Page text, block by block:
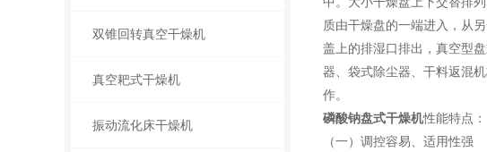
双锥回转真空干燥机
真空耙式干燥机
振动流化床干燥机
质由干燥盘的一端进入，从
盖上的排湿口排出，真空型
器、袋式除尘器、干料返混
作。
磷酸钠盘式干燥机性能特点：
（一）调控容易、适用性强